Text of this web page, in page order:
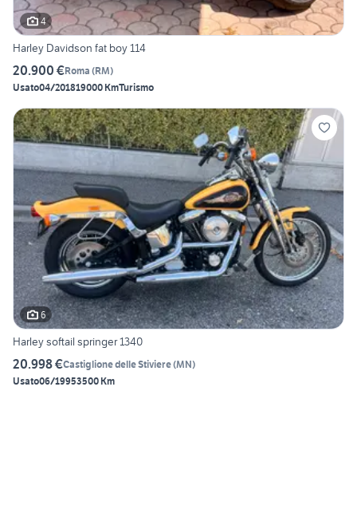
4
Harley Davidson fat boy 114
20.900 €Roma (RM)
Usato04/201819000 KmTurismo
6
Harley softail springer 1340
20.998 €Castiglione delle Stiviere(MN)
Usato06/19953500 Km